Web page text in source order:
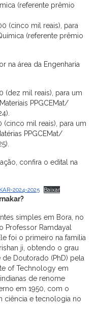
(referente prêmio
(cinco mil reais), para
(referente prêmio
na área da Engenharia
(dez mil reais), para um
PPGCEMat/
(cinco mil reais), para um
PPGCEMat/
confira o edital na
2024-2025 Baixar
simples em Bora, no
Professor Ramdayal
foi o primeiro na família
ji, obtendo o grau
Doutorado (PhD) pela
of Technology em
de renome
em 1950, com o
ciência e tecnologia no